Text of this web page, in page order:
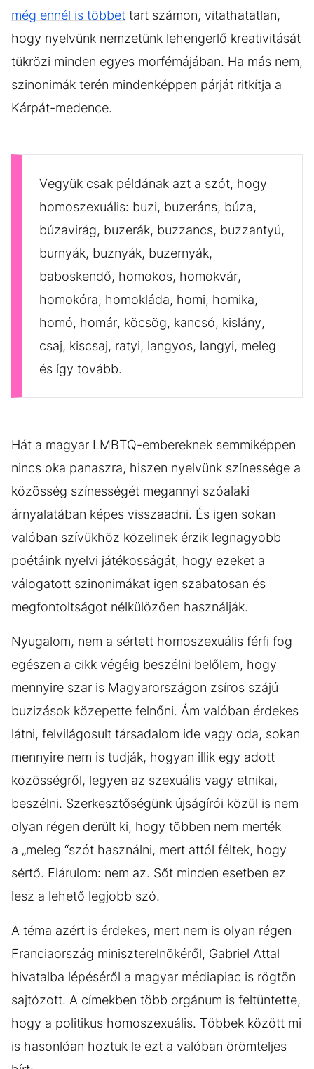
még ennél is többet tart számon, vitathatatlan,
hogy nyelvünk nemzetünk lehengerlő kreativitását
tükrözi minden egyes morfémájában. Ha más nem,
szinonimák terén mindenképpen párját ritkítja a
Kárpát-medence.
Vegyük csak példának azt a szót, hogy
homoszexuális: buzi, buzeráns, búza,
búzavirág, buzerák, buzzancs, buzzantyú,
burnyák, buznyák, buzernyák,
baboskendő, homokos, homokvár,
homokóra, homokláda, homi, homika,
homó, homár, köcsög, kancsó, kislány,
csaj, kiscsaj, ratyi, langyos, langyi, meleg
és így tovább.
Hát a magyar LMBTQ-embereknek semmiképpen
nincs oka panaszra, hiszen nyelvünk színessége a
közösség színességét megannyi szóalaki
árnyalatában képes visszaadni. És igen sokan
valóban szívükhöz közelinek érzik legnagyobb
poétáink nyelvi játékosságát, hogy ezeket a
válogatott szinonimákat igen szabatosan és
megfontoltságot nélkülözően használják.
Nyugalom, nem a sértett homoszexuális férfi fog
egészen a cikk végéig beszélni belőlem, hogy
mennyire szar is Magyarországon zsíros szájú
buzizások közepette felnőni. Ám valóban érdekes
látni, felvilágosult társadalom ide vagy oda, sokan
mennyire nem is tudják, hogyan illik egy adott
közösségről, legyen az szexuális vagy etnikai,
beszélni. Szerkesztőségünk újságírói közül is nem
olyan régen derült ki, hogy többen nem merték
a „meleg “szót használni, mert attól féltek, hogy
sértő. Elárulom: nem az. Sőt minden esetben ez
lesz a lehető legjobb szó.
A téma azért is érdekes, mert nem is olyan régen
Franciaország miniszterelnökéről, Gabriel Attal
hivatalba lépéséről a magyar médiapiac is rögtön
sajtózott. A címekben több orgánum is feltüntette,
hogy a politikus homoszexuális. Többek között mi
is hasonlóan hoztuk le ezt a valóban örömteljes